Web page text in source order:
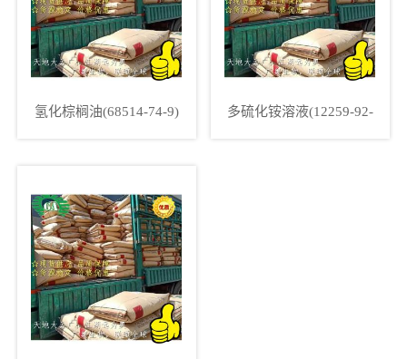
氢化棕榈油(68514-74-9)
多硫化铵溶液(12259-92-